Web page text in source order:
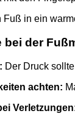
Fuß in ein
bei der
Der Druck
achten: